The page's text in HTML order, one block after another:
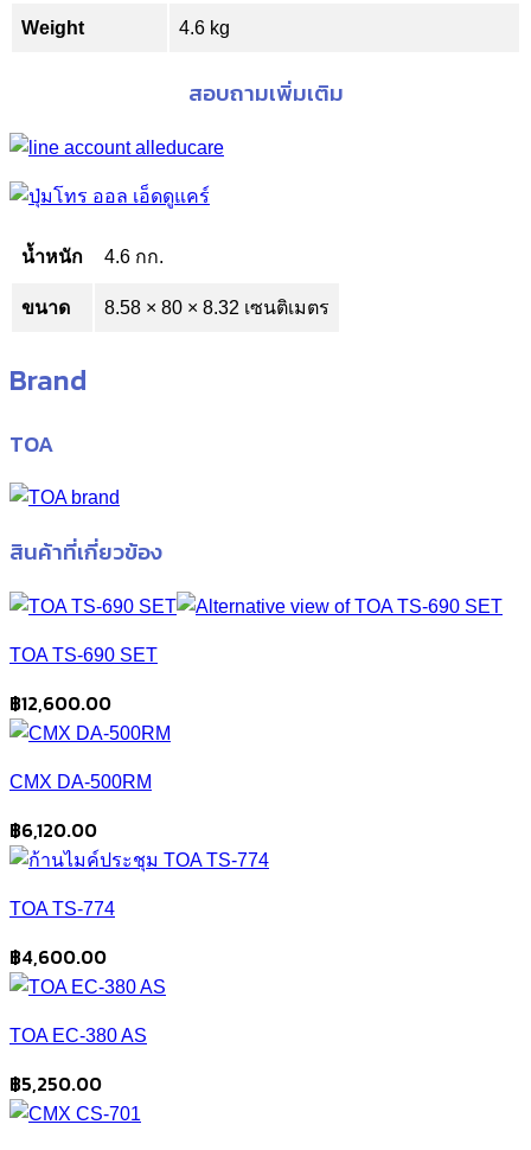
Weight 4.6 kg
สอบถามเพิ่มเติม
น้ำหนัก 4.6 กก.
ขนาด 8.58 × 80 × 8.32 เซนติเมตร
Brand
TOA
สินค้าที่เกี่ยวข้อง
TOA TS-690 SET
฿12,600.00
CMX DA-500RM
฿6,120.00
TOA TS-774
฿4,600.00
TOA EC-380 AS
฿5,250.00